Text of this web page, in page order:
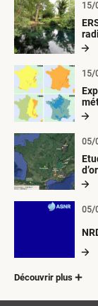
15/
15/
05/
05/
Découvrir plus